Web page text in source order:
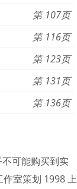
107
116
123
131
136
可能购买到实
作室策划 1998 上